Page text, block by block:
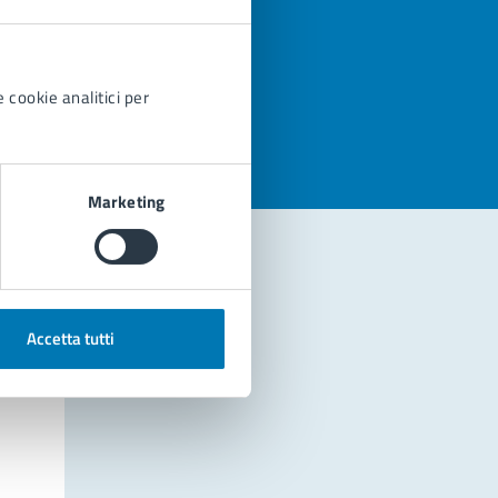
cookie analitici per
Marketing
Accetta tutti